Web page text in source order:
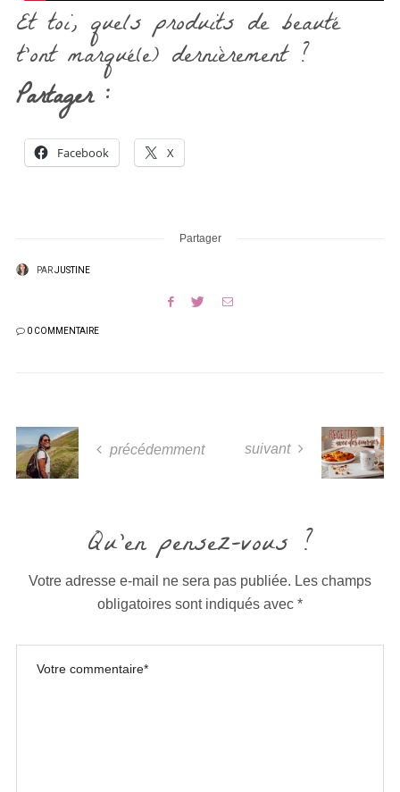
Et toi, quels produits de beauté
t’ont marqué(e) dernièrement ?
Partager :
Facebook X
Partager
PARJUSTINE
0 COMMENTAIRE
précédemment suivant
Qu'en pensez-vous ?
Votre adresse e-mail ne sera pas publiée. Les champs
obligatoires sont indiqués avec *